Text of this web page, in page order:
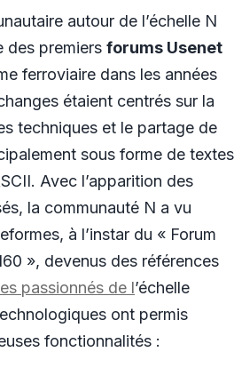
autour de l’échelle N
des premiers forums Usenet
ferroviaire dans les années
étaient centrés sur la
techniques et le partage de
sous forme de textes
Avec l’apparition des
la communauté N a vu
à l’instar du « Forum
», devenus des références
passionnés de l’échelle
ont permis
fonctionnalités :